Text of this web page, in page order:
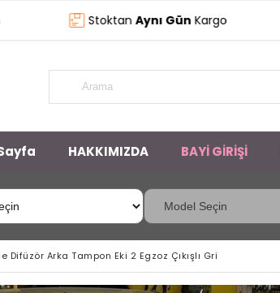
StoktanAynı GünKargo
HAKKIMIZDA BAYİ GİRİŞİ
Difüzör Arka Tampon Eki 2 Egzoz Çıkışlı Gri